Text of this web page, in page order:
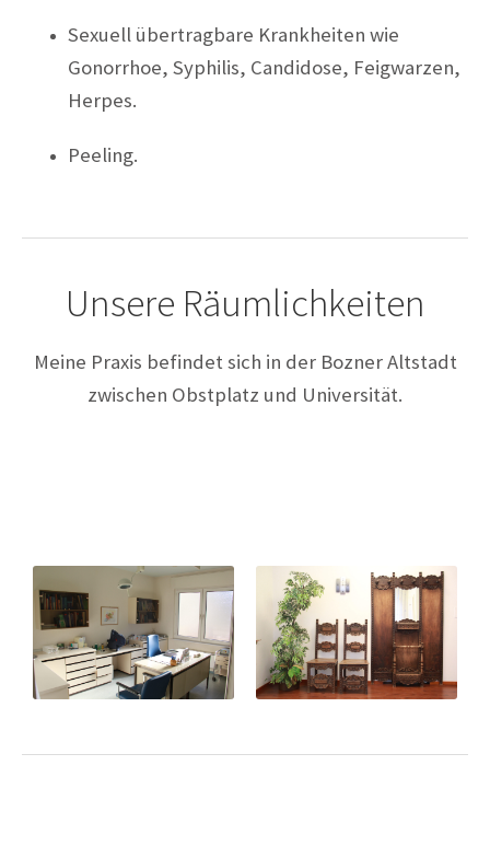
Sexuell übertragbare Krankheiten wie
Gonorrhoe, Syphilis, Candidose, Feigwarzen,
Herpes.
Peeling.
Unsere Räumlichkeiten
Meine Praxis befindet sich in der Bozner Altstadt
zwischen Obstplatz und Universität.